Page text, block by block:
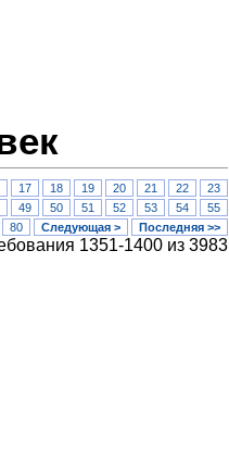
17 18 19 20 21 22
23
49 50 51 52 53 54
55
80 Следующая > Последняя >>
1351-1400 из 3983